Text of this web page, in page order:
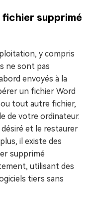
fichier supprimé
y compris
ne sont pas
envoyés à la
un fichier Word
tout autre fichier,
de votre ordinateur.
et le restaurer
il existe des
supprimé
utilisant des
tiers sans